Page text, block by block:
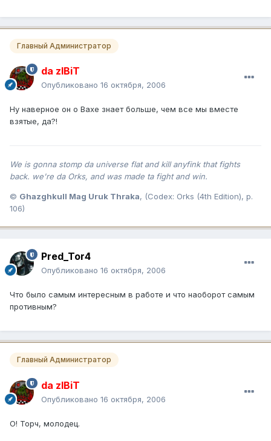
Главный Администратор
da zIBiT
Опубликовано 16 октября, 2006
Ну наверное он о Вахе знает больше, чем все мы вместе
взятые, да?!
We is gonna stomp da universe flat and kill anyfink that fights
back. we're da Orks, and was made ta fight and win.
© Ghazghkull Mag Uruk Thraka, (Codex: Orks (4th Edition), p.
106)
Pred_Tor4
Опубликовано 16 октября, 2006
Что было самым интересным в работе и что наоборот самым
противным?
Главный Администратор
da zIBiT
Опубликовано 16 октября, 2006
О! Торч, молодец.